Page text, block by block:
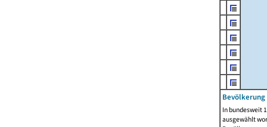
In bundesweit
ausgewählt